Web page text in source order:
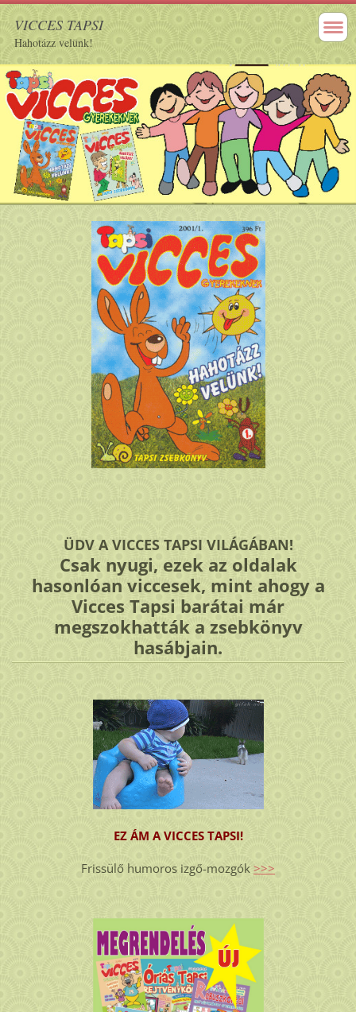
VICCES TAPSI
Hahotázz velünk!
ÜDV A VICCES TAPSI VILÁGÁBAN!
Csak nyugi, ezek az oldalak
hasonlóan viccesek, mint ahogy a
Vicces Tapsi barátai már
megszokhatták a zsebkönyv
hasábjain.
EZ ÁM A VICCES TAPSI!
Frissülő humoros izgő-mozgók >>>